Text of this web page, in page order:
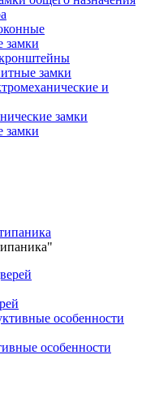
замки
замки
и
замки
замки
особенности